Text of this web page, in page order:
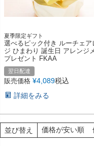
夏季限定ギフト
選べるピック付き ルーチェア
ジ ひまわり 誕生日 アレンジ
プレゼント FKAA
翌日配達
販売価格 ¥4,089税込
詳細をみる
並び替え 価格が安い順